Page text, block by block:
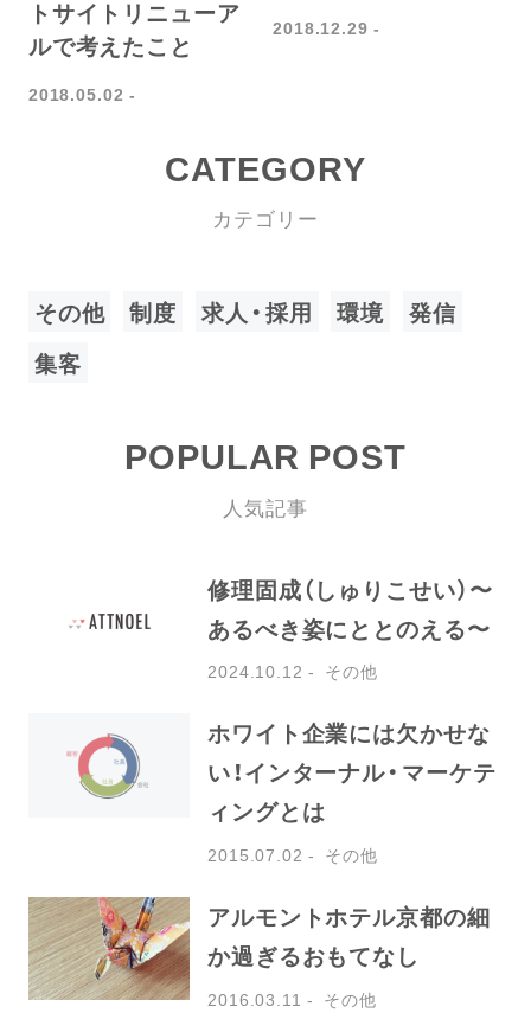
トサイトリニューア
ルで考えたこと
2018.05.02
2018.12.29
CATEGORY
カテゴリー
その他 制度 求人・採用 環境
発信
集客
POPULAR POST
人気記事
修理固成（しゅりこせい）〜
あるべき姿にととのえる〜
2024.10.12 その他
ホワイト企業には欠かせな
い！インターナル・マーケテ
ィングとは
2015.07.02 その他
アルモントホテル京都の細
か過ぎるおもてなし
2016.03.11 その他